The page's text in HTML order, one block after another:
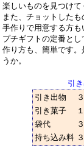
楽しいものを見つけて
また、チョットしたも
手作りで用意する方も
プチギフトの定番とし
作り方も、簡単です
うか。
引
引き出物
引き菓子
袋代
持ち込み料